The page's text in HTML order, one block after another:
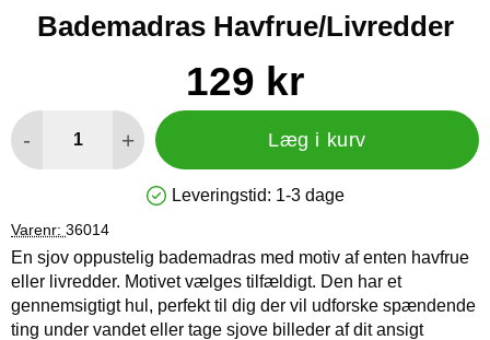
Bademadras Havfrue/Livredder
Køb dette produkt Bademadras Havfrue/Livredder
pris
129 kr
- + Læg i kurv
Produkttilgængelighed: På lager
Leveringstid: 1-3 dage
Varenr: 36014
En sjov oppustelig bademadras med motiv af enten havfrue
eller livredder. Motivet vælges tilfældigt. Den har et
gennemsigtigt hul, perfekt til dig der vil udforske spændende
ting under vandet eller tage sjove billeder af dit ansigt